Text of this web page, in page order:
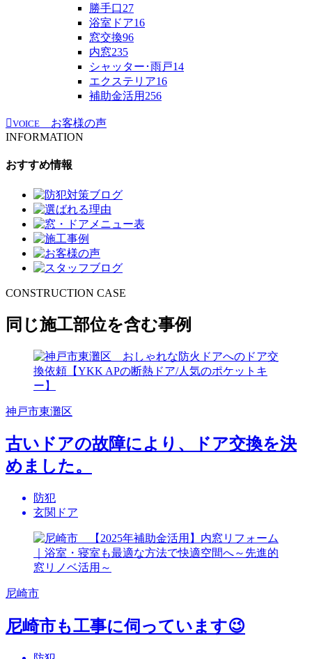
勝手口27
浴室ドア16
窓交換96
内窓235
シャッター･雨戸14
エクステリア16
補助金活用 256
VOICE
お客様の声
INFORMATION
おすすめ情報
CONSTRUCTION CASE
同じ施工部位を含む事例
神戸市東灘区
古いドアの故障により、ドア交換を決
めました。
防犯
玄関ドア
尼崎市
尼崎市も工事に伺っています😉